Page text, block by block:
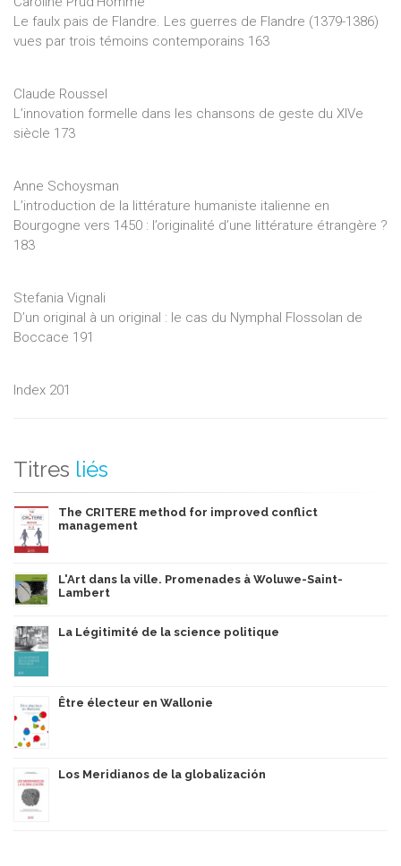
Le faulx pais de Flandre. Les guerres de Flandre (1379-1386)
vues par trois témoins contemporains 163
Claude Roussel
L’innovation formelle dans les chansons de geste du XIVe
siècle 173
Anne Schoysman
L’introduction de la littérature humaniste italienne en
Bourgogne vers 1450 : l’originalité d’une littérature étrangère ?
183
Stefania Vignali
D’un original à un original : le cas du Nymphal Flossolan de
Boccace 191
Index 201
Titres liés
The CRITERE method for improved conflict
management
L'Art dans la ville. Promenades à Woluwe-Saint-
Lambert
La Légitimité de la science politique
Être électeur en Wallonie
Los Meridianos de la globalización